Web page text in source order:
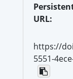
URL:
https://
5551-